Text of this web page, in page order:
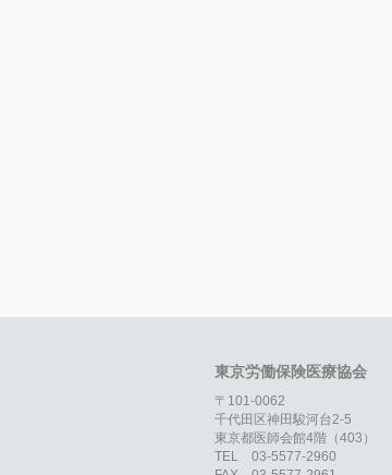
東京労働保険医療協会
〒101-0062
千代田区神田駿河台2-5
東京都医師会館4階（403）
TEL 03-5577-2960